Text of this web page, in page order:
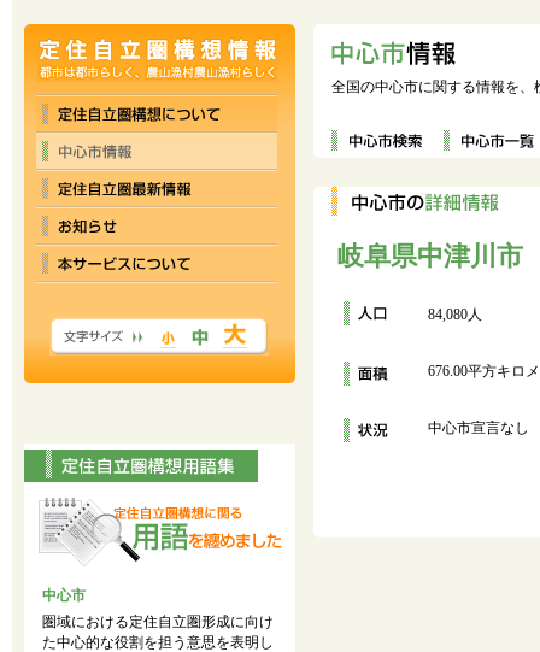
全国の中心市に関する情報を
岐阜県中津川市
84,080人
676.00平方キロ
中心市宣言なし
中心市
圏域における定住自立圏形成に向け
た中心的な役割を担う意思を表明し